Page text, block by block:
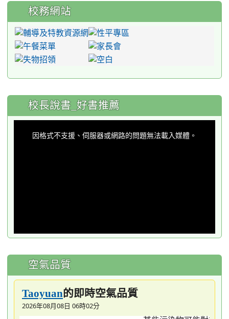
校務網站
:::
校長說書_好書推薦
因格式不支援、伺服器或網路的問題無法載入媒體。
空氣品質
Taoyuan的即時空氣品質
2026年08月08日 06時02分